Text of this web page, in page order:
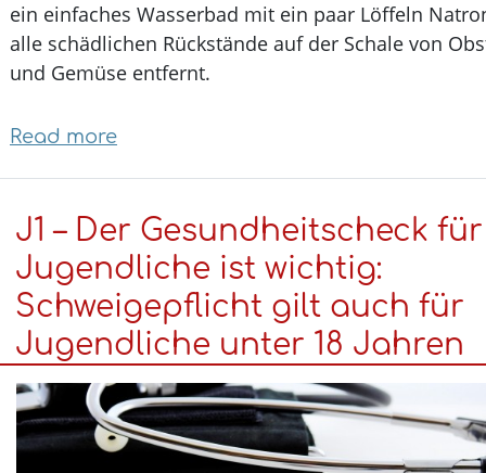
ein einfaches Wasserbad mit ein paar Löffeln
alle schädlichen Rückstände auf der Schale von
und Gemüse entfernt.
Read more
schon
...,
dass
Natron
keine
Wunderwaffe
gegen
Pestizide
J1 – Der Gesundheitscheck
Jugendliche ist wichtig:
Schweigepflicht gilt auch für
Jugendliche unter 18 Jahren